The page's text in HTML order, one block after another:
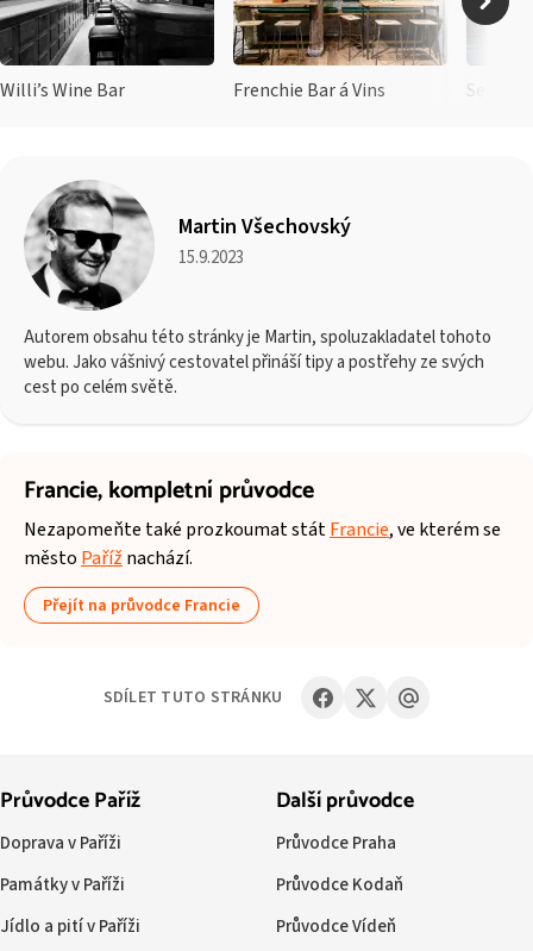
Willi’s Wine Bar Frenchie Bar á Vins
Martin Všechovský
15.9.2023
Autorem obsahu této stránky je Martin, spoluzakladatel tohoto
webu. Jako vášnivý cestovatel přináší tipy a postřehy ze svých
cest po celém světě.
Francie,kompletní průvodce
Nezapomeňte také prozkoumat státFrancie, ve kterém se
město Paříž nachází.
Přejít na průvodce Francie
SDÍLET TUTO STRÁNKU
Průvodce Paříž
Doprava v Paříži
Památky v Paříži
Jídlo a pití v Paříži
Další průvodce
Průvodce Praha
Průvodce Kodaň
Průvodce Vídeň